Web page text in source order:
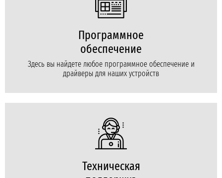
Программное
обеспечение
Здесь вы найдете любое программное обеспечение и
драйверы для наших устройств
Техническая